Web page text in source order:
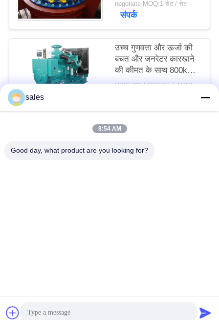
negotiate MOQ:1 सेट / सेट
संपर्क
उच्च गुणवत्ता और ऊर्जा की
बचत और जनरेटर कारखाने
की कीमत के साथ 800kw
विद्युत उत्पादन उपकरण
USD5000-50000/SET MOQ:1 सेट / सेट
लोकप्रिय श्रेणियां
sales
8:54 AM
Good day, what product are you looking for?